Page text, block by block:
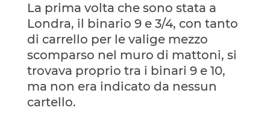
La prima volta che sono stata a
Londra, il binario 9 e 3/4, con tanto
di carrello per le valige mezzo
scomparso nel muro di mattoni, si
trovava proprio tra i binari 9 e 10,
ma non era indicato da nessun
cartello.